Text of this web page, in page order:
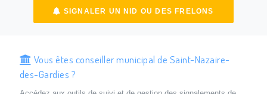
SIGNALER UN NID OU DES FRELONS
Vous êtes conseiller municipal de Saint-Nazaire-
des-Gardies ?